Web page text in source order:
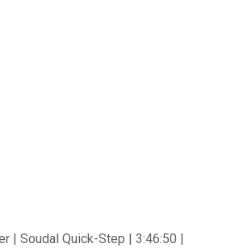
| Soudal Quick-Step | 3:46:50 |